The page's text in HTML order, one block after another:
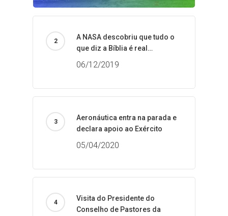
A NASA descobriu que tudo o
que diz a Bíblia é real…
06/12/2019
Aeronáutica entra na parada e
declara apoio ao Exército
05/04/2020
Visita do Presidente do
Conselho de Pastores da